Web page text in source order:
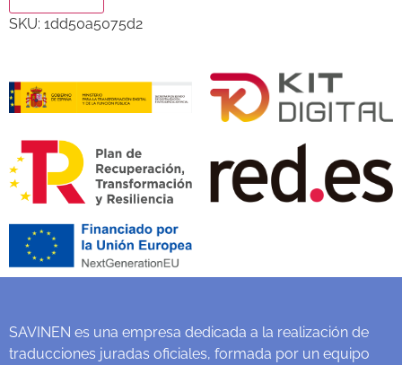
SKU: 1dd50a5075d2
SAVINEN es una empresa dedicada a la realización de
traducciones juradas oficiales, formada por un equipo